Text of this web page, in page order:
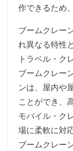
作できるため
ブームクレー
れ異なる特性
トラベル・ク
ブームクレー
ンは、屋内や
ことができ、
モバイル・ク
場に柔軟に対
ブームクレー